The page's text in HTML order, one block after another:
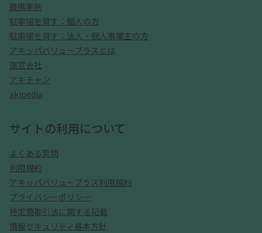
提携事例
駐車場を貸す：個人の方
駐車場を貸す：法人・個人事業主の方
アキッパバリュープラスとは
運営会社
アキチャン
akipedia
サイトの利用について
よくある質問
利用規約
アキッパバリュープラス利用規約
プライバシーポリシー
特定商取引法に関する記載
情報セキュリティ基本方針